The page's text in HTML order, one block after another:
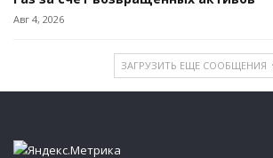
Авг 4, 2026
ЗАГРУЗИТЬ ЕЩЕ СООБЩЕНИЯ